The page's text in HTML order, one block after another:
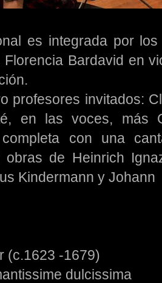
es integrada por
Florencia Bardavid en
profesores invitados:
en las voces,
con una
obras de Heinrich
Kindermann y
(c.1623 -1679)
dulcissima